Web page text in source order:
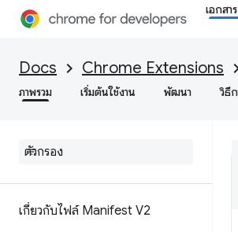
เอกสาร
Docs Chrome Extensions
ภาพรวม เริ่มต้นใช้งาน พัฒนา วิธี
เกี่ยวกับไฟล์ Manifest V2